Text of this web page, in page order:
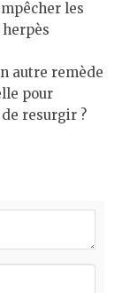
les
autre remède
pour
resurgir ?